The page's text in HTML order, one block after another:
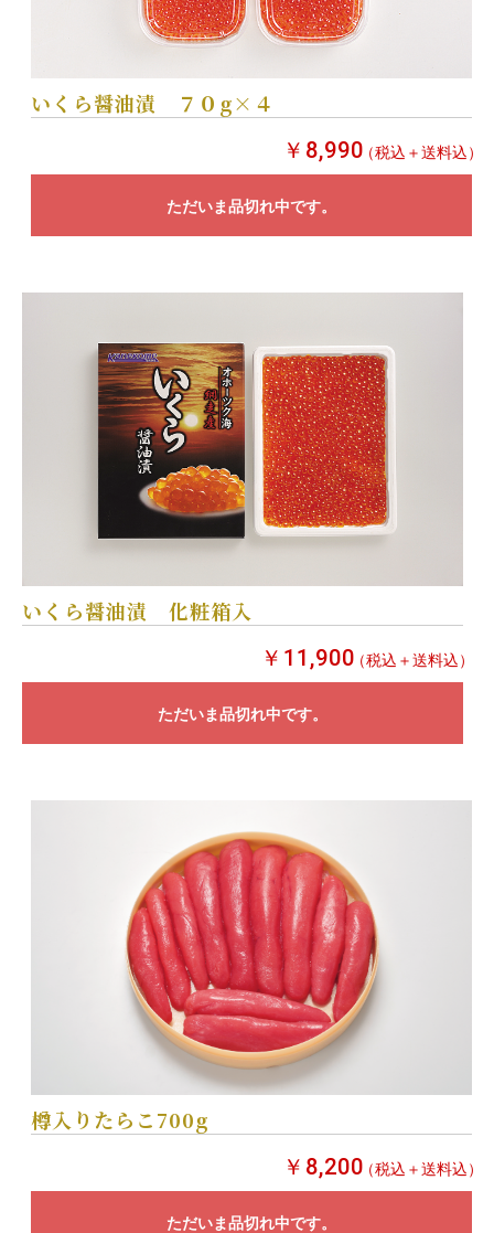
いくら醤油漬 ７０g×４
￥8,990（税込＋送料込）
ただいま品切れ中です。
いくら醤油漬 化粧箱入
￥11,900（税込＋送料込）
ただいま品切れ中です。
樽入りたらこ700g
￥8,200（税込＋送料込）
ただいま品切れ中です。